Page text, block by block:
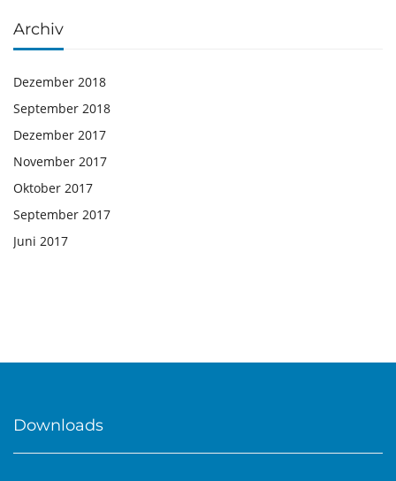
Archiv
Dezember 2018
September 2018
Dezember 2017
November 2017
Oktober 2017
September 2017
Juni 2017
Downloads